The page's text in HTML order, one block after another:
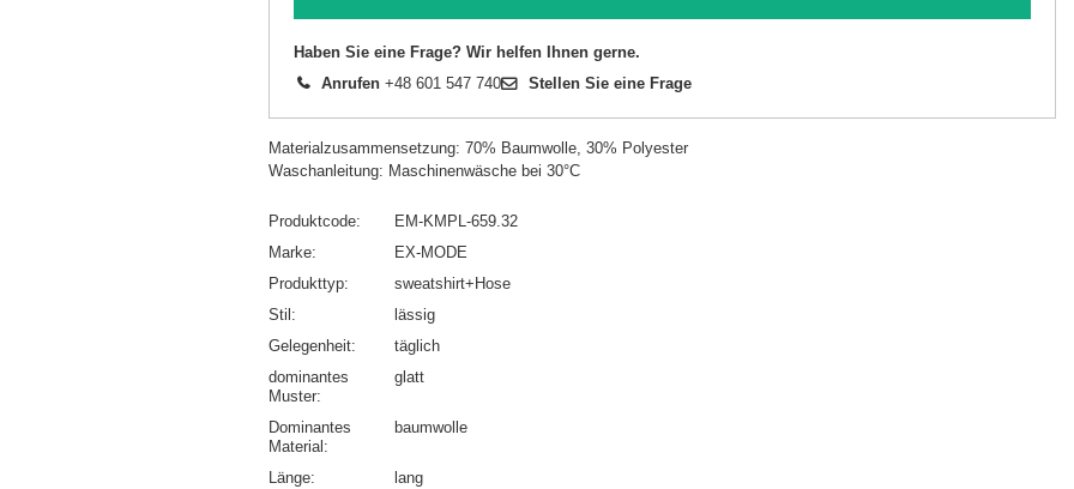
Haben Sie eine Frage? Wir helfen Ihnen gerne.
Anrufen +48 601 547 740 Stellen Sie eine Frage
Materialzusammensetzung: 70% Baumwolle, 30% Polyester
Waschanleitung: Maschinenwäsche bei 30°C
Produktcode
EM-KMPL-659.32
Marke
EX-MODE
Produkttyp
sweatshirt+Hose
Stil
lässig
Gelegenheit
täglich
dominantes
Muster
glatt
Dominantes
Material
baumwolle
Länge
lang